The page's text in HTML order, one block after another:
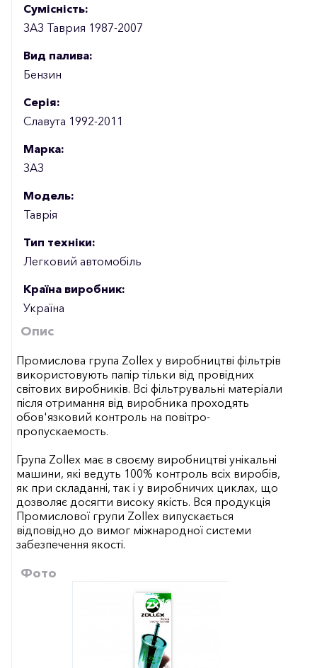
Сумісність:
ЗАЗ Таврия 1987-2007
Вид палива:
Бензин
Серія:
Славута 1992-2011
Марка:
ЗАЗ
Модель:
Таврія
Тип техніки:
Легковий автомобіль
Країна виробник:
Україна
Опис
Промислова група Zollex у виробництві фільтрів
використовують папір тільки від провідних
світових виробників. Всі фільтрувальні матеріали
після отримання від виробника проходять
обов'язковий контроль на повітро-
пропускаемость.
Група Zollex має в своєму виробництві унікальні
машини, які ведуть 100% контроль всіх виробів,
як при складанні, так і у виробничих циклах, що
дозволяє досягти високу якість. Вся продукція
Промислової групи Zollex випускається
відповідно до вимог міжнародної системи
забезпечення якості.
Фото